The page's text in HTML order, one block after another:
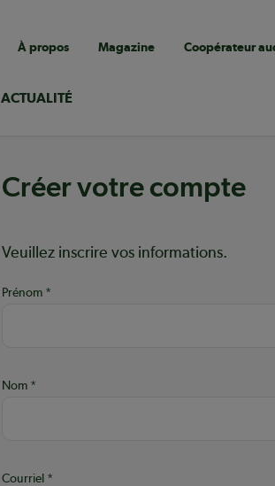
Navigation
utilitaire
À propos Magazine Coopérateur
ACTUALITÉ
Créer votre compte
Aide :
Veuillez inscrire vos informations.
Prénom
Nom
Courriel